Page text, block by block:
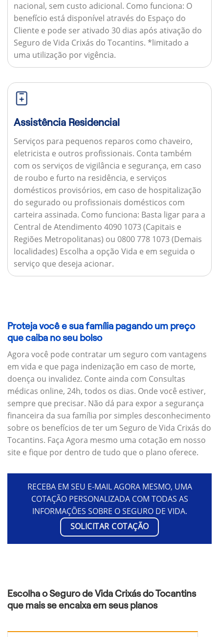
nacional, sem custo adicional. Como funciona: O
benefício está disponível através do Espaço do
Cliente e pode ser ativado 30 dias após ativação do
Seguro de Vida Crixás do Tocantins. *limitado a
uma utilização por vigência.
Assistência Residencial
Serviços para pequenos reparos como chaveiro,
eletricista e outros profissionais. Conta também
com os serviços de vigilância e segurança, em caso
de roubo e furto na residência, e serviços
domésticos provisórios, em caso de hospitalização
do segurado ou profissionais domésticos com
carteira assinada. Como funciona: Basta ligar para a
Central de Atendimento 4090 1073 (Capitais e
Regiões Metropolitanas) ou 0800 778 1073 (Demais
localidades) Escolha a opção Vida e em seguida o
serviço que deseja acionar.
Proteja você e sua família pagando um preço
que caiba no seu bolso
Agora você pode contratar um seguro com vantagens
em vida e que paga indenização em caso de morte,
doença ou invalidez. Conte ainda com Consultas
médicas online, 24h, todos os dias. Onde você estiver,
sempre que precisar. Não dá para expor a segurança
financeira da sua família por simples desconhecimento
sobre os benefícios de ter um Seguro de Vida Crixás do
Tocantins. Faça Agora mesmo uma cotação em nosso
site e fique por dentro de tudo que o plano oferece.
RECEBA EM SEU E-MAIL AGORA MESMO, UMA
COTAÇÃO PERSONALIZADA COM TODAS AS
INFORMAÇÕES SOBRE O SEGURO DE VIDA.
SOLICITAR COTAÇÃO
Escolha o Seguro de Vida Crixás do Tocantins
que mais se encaixa em seus planos